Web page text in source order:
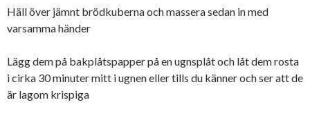
Häll över jämnt brödkuberna och massera sedan in med
varsamma händer
Lägg dem på bakplåtspapper på en ugnsplåt och låt dem rosta
i cirka 30 minuter mitt i ugnen eller tills du känner och ser att de
är lagom krispiga